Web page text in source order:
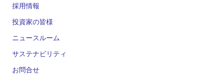
採用情報
投資家の皆様
ニュースルーム
サステナビリティ
お問合せ